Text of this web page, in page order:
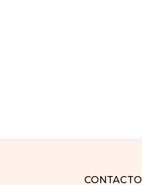
CONTACTO